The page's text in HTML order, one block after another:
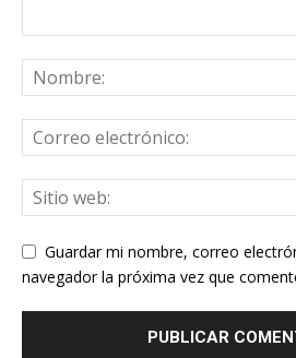
Guardar mi nombre, correo
navegador la próxima vez que